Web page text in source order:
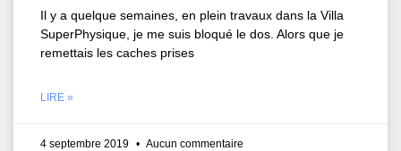
Il y a quelque semaines, en plein travaux dans la Villa
SuperPhysique, je me suis bloqué le dos. Alors que je
remettais les caches prises
LIRE »
4 septembre 2019 Aucun commentaire